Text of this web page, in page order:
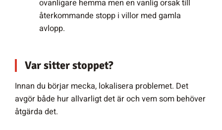
ovanligare hemma men en vanlig orsak till
återkommande stopp i villor med gamla
avlopp.
Var sitter stoppet?
Innan du börjar mecka, lokalisera problemet. Det
avgör både hur allvarligt det är och vem som behöver
åtgärda det.